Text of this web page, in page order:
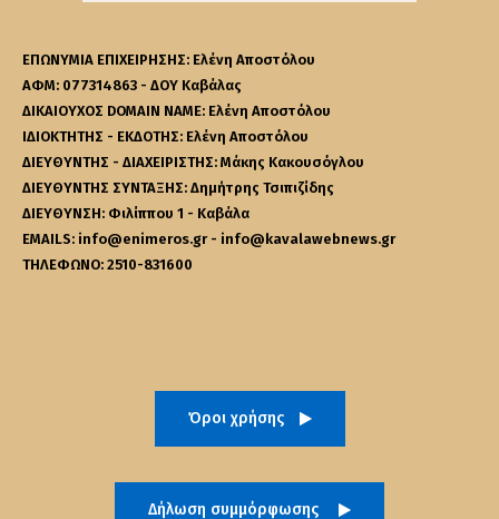
ΕΠΩΝΥΜΙΑ ΕΠΙΧΕΙΡΗΣΗΣ: Ελένη Αποστόλου
ΑΦΜ: 077314863 - ΔΟΥ Καβάλας
ΔΙΚΑΙΟΥΧΟΣ DOMAIN NAME: Ελένη Αποστόλου
ΙΔΙΟΚΤΗΤΗΣ - ΕΚΔΟΤΗΣ: Ελένη Αποστόλου
ΔΙΕΥΘΥΝΤΗΣ - ΔΙΑΧΕΙΡΙΣΤΗΣ: Μάκης Κακουσόγλου
ΔΙΕΥΘΥΝΤΗΣ ΣΥΝΤΑΞΗΣ: Δημήτρης Τσιπιζίδης
ΔΙΕΥΘΥΝΣΗ: Φιλίππου 1 - Καβάλα
EMAILS: info@enimeros.gr - info@kavalawebnews.gr
ΤΗΛΕΦΩΝΟ: 2510-831600
Όροι χρήσης
Δήλωση συμμόρφωσης